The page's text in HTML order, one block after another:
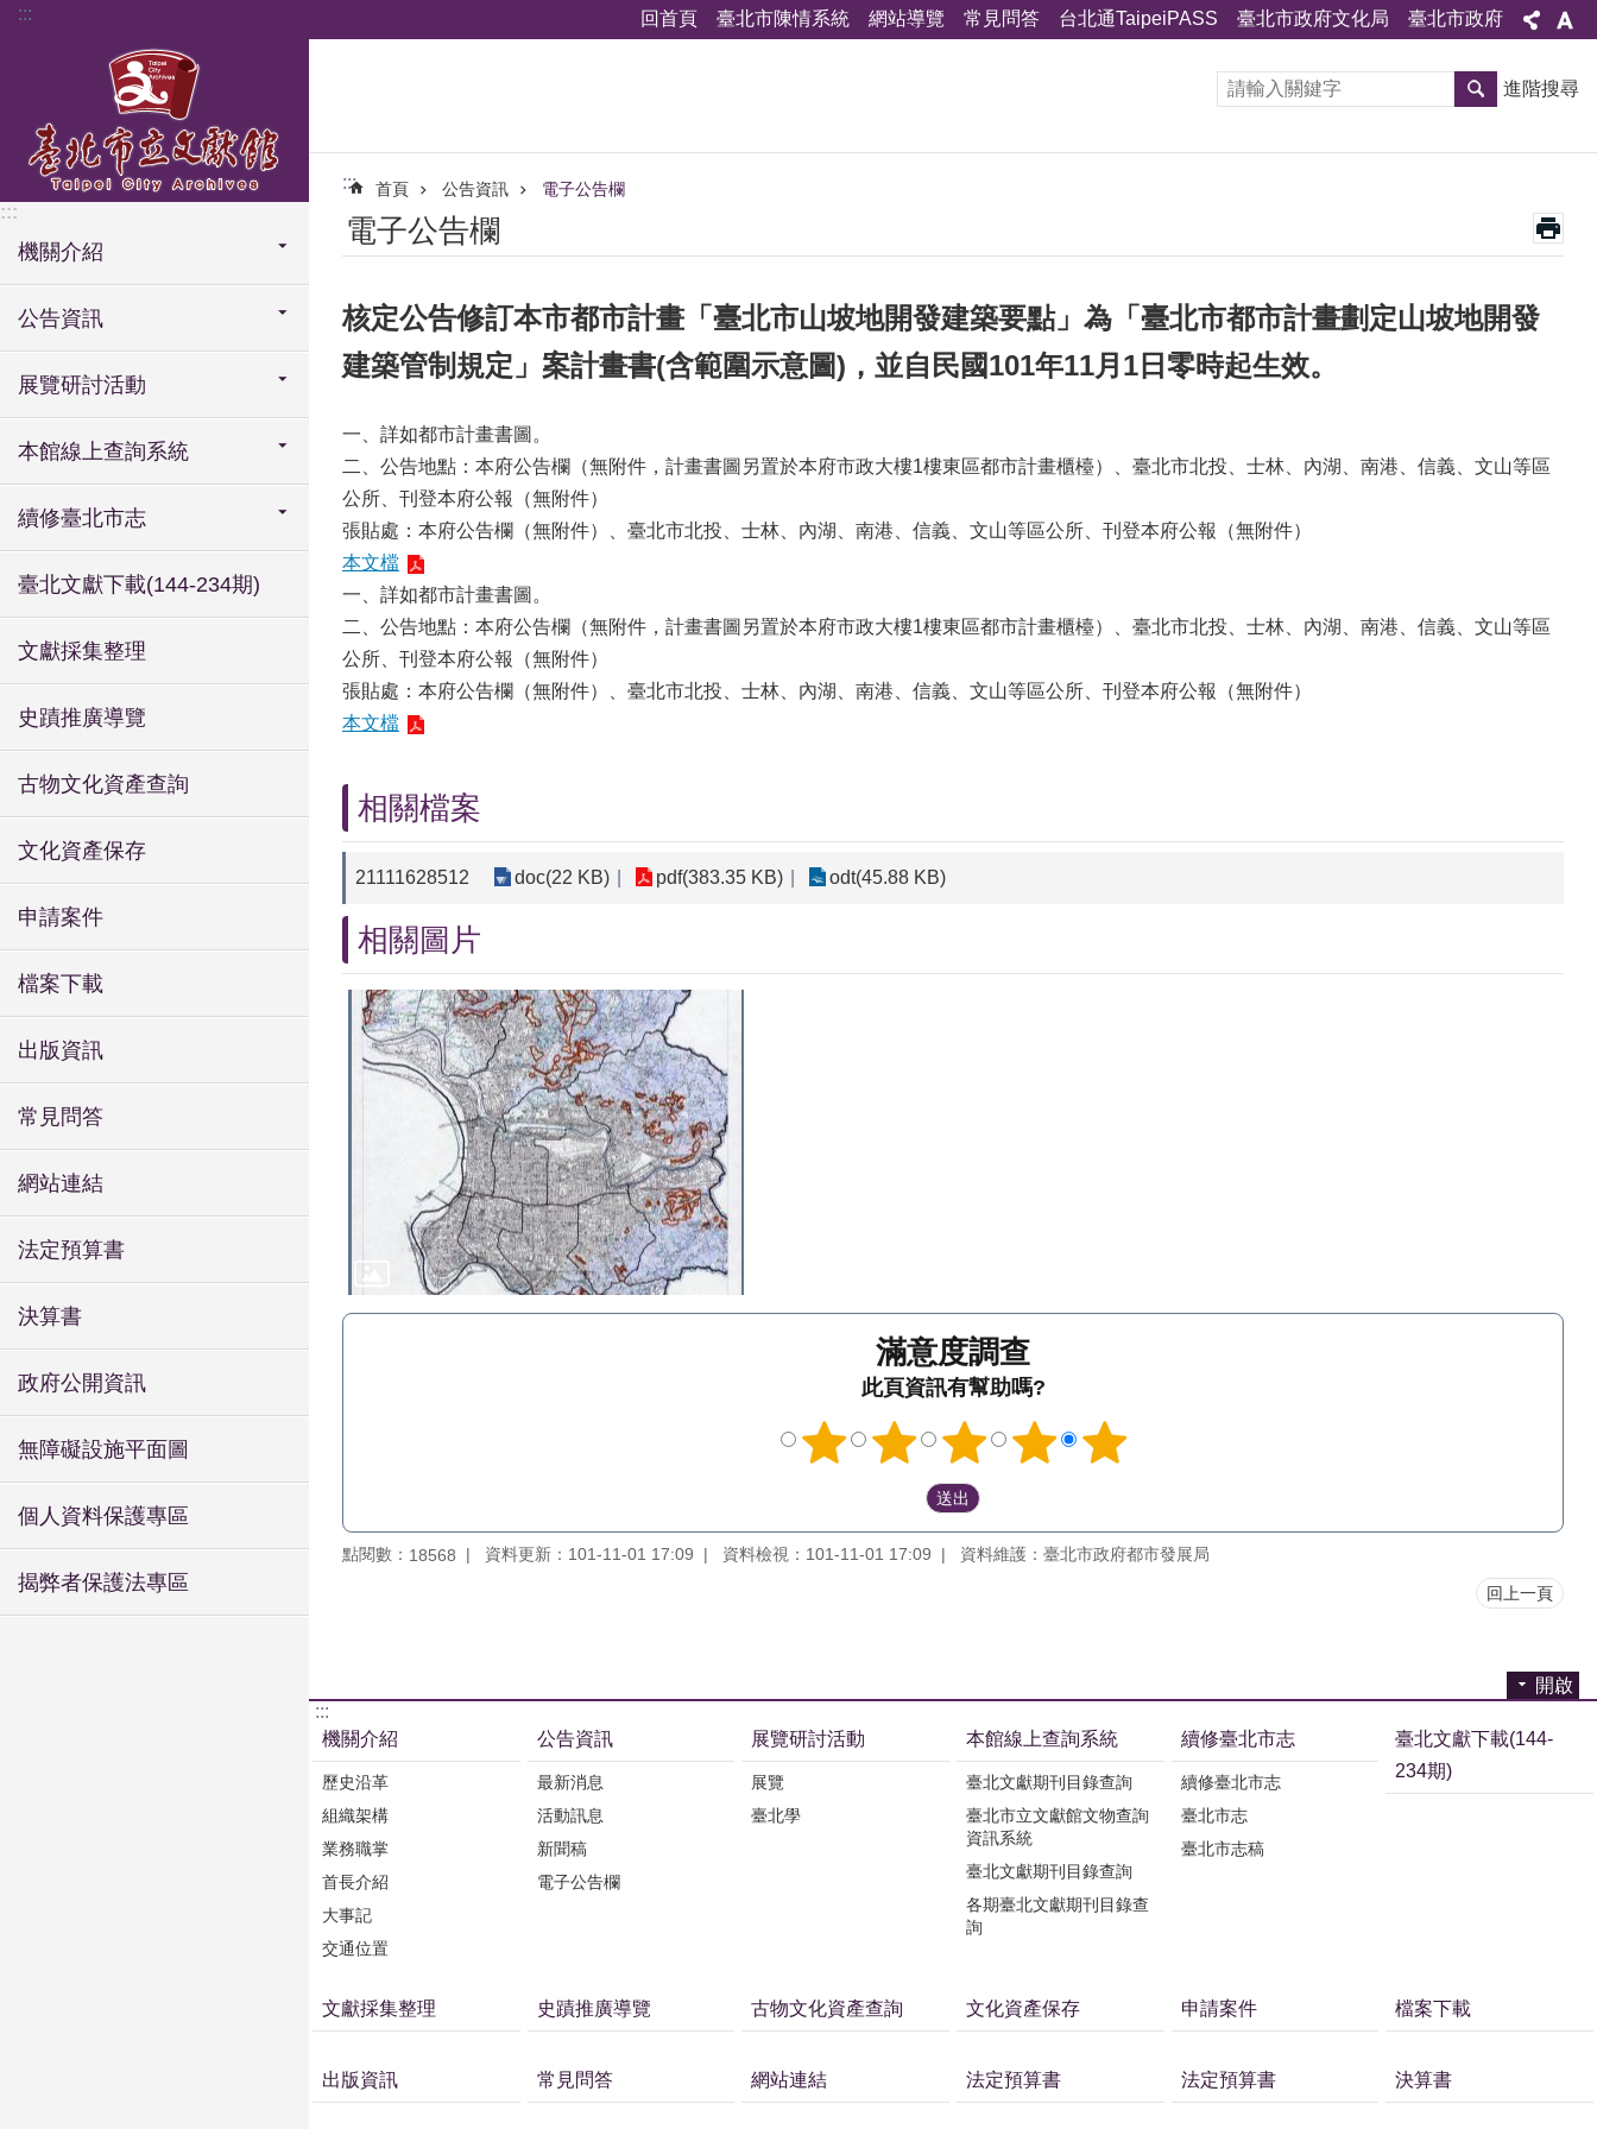
跳到主要內容區塊
::: 回首頁 臺北市陳情系統 網站導覽 常見問答 台北通TaipeiPASS 臺北市政府文化局 臺北市政府
:::
機關介紹
公告資訊
展覽研討活動
本館線上查詢系統
續修臺北市志
臺北文獻下載(144-234期)
文獻採集整理
史蹟推廣導覽
古物文化資產查詢
文化資產保存
申請案件
檔案下載
出版資訊
常見問答
網站連結
法定預算書
決算書
政府公開資訊
無障礙設施平面圖
個人資料保護專區
揭弊者保護法專區
進階搜尋
::: 首頁 公告資訊 電子公告欄
電子公告欄
核定公告修訂本市都市計畫「臺北市山坡地開發建築要點」為「臺北市都市計畫劃定山坡地開發
建築管制規定」案計畫書(含範圍示意圖)，並自民國101年11月1日零時起生效。
一、詳如都市計畫書圖。
二、公告地點：本府公告欄（無附件，計畫書圖另置於本府市政大樓1樓東區都市計畫櫃檯）、臺北市北投、士林、內湖、南港、信義、文山等區
公所、刊登本府公報（無附件）
張貼處：本府公告欄（無附件）、臺北市北投、士林、內湖、南港、信義、文山等區公所、刊登本府公報（無附件）
本文檔
一、詳如都市計畫書圖。
二、公告地點：本府公告欄（無附件，計畫書圖另置於本府市政大樓1樓東區都市計畫櫃檯）、臺北市北投、士林、內湖、南港、信義、文山等區
公所、刊登本府公報（無附件）
張貼處：本府公告欄（無附件）、臺北市北投、士林、內湖、南港、信義、文山等區公所、刊登本府公報（無附件）
本文檔
相關檔案
21111628512 doc(22 KB) pdf(383.35 KB) odt(45.88 KB)
相關圖片
滿意度調查
此頁資訊有幫助嗎?
點閱數： 18568 資料更新：101-11-01 17:09 資料檢視：101-11-01 17:09 資料維護：臺北市政府都市發展局
回上一頁
開啟
:::
機關介紹
歷史沿革
組織架構
業務職掌
首長介紹
大事記
交通位置
公告資訊
最新消息
活動訊息
新聞稿
電子公告欄
展覽研討活動
展覽
臺北學
本館線上查詢系統
臺北文獻期刊目錄查詢
臺北市立文獻館文物查詢
資訊系統
臺北文獻期刊目錄查詢
各期臺北文獻期刊目錄查
詢
續修臺北市志
續修臺北市志
臺北市志
臺北市志稿
臺北文獻下載(144-
234期)
文獻採集整理 史蹟推廣導覽 古物文化資產查詢 文化資產保存 申請案件 檔案下載
出版資訊 常見問答 網站連結 法定預算書 法定預算書 決算書